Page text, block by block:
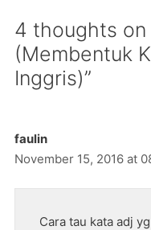
4 thoughts on
(Membentuk
Inggris)”
faulin
November 15, 2016 at
Cara tau kata adj